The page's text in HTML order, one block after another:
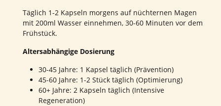
Täglich 1-2 Kapseln morgens auf nüchternen Magen
mit 200ml Wasser einnehmen, 30-60 Minuten vor dem
Frühstück.
Altersabhängige Dosierung
30-45 Jahre: 1 Kapsel täglich (Prävention)
45-60 Jahre: 1-2 Stück täglich (Optimierung)
60+ Jahre: 2 Kapseln täglich (Intensive
Regeneration)